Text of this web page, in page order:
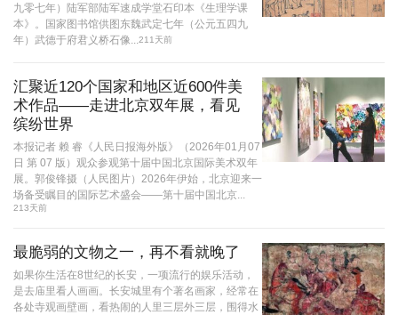
九零七年）陆军部陆军速成学堂石印本《生理学课
本》。国家图书馆供图东魏武定七年（公元五四九
年）武德于府君义桥石像...
211天前
汇聚近120个国家和地区近600件美
术作品——走进北京双年展，看见
缤纷世界
本报记者 赖 睿《人民日报海外版》（2026年01月07
日 第 07 版）观众参观第十届中国北京国际美术双年
展。郭俊锋摄（人民图片）2026年伊始，北京迎来一
场备受瞩目的国际艺术盛会——第十届中国北京...
213天前
最脆弱的文物之一，再不看就晚了
如果你生活在8世纪的长安，一项流行的娱乐活动，
是去庙里看人画画。长安城里有个著名画家，经常在
各处寺观画壁画，看热闹的人里三层外三层，围得水